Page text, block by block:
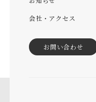
会社・アクセス
お問い合わせ